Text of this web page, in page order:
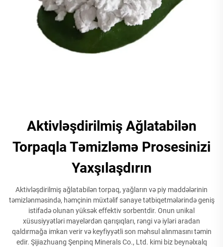
Aktivləşdirilmiş Ağlatabilən
Torpaqla Təmizləmə Prosesinizi
Yaxşılaşdırın
Aktivləşdirilmiş ağlatabilən torpaq, yağların və piy maddələrinin
təmizlənməsində, həmçinin müxtəlif sənaye tətbiqetmələrində geniş
istifadə olunan yüksək effektiv sorbentdir. Onun unikal
xüsusiyyətləri mayelərdən qarışıqları, rəngi və iyləri aradan
qaldırmağa imkan verir və keyfiyyətli son məhsul alınmasını təmin
edir. Şijiazhuang Şenpinq Minerals Co., Ltd. kimi biz beynəlxalq